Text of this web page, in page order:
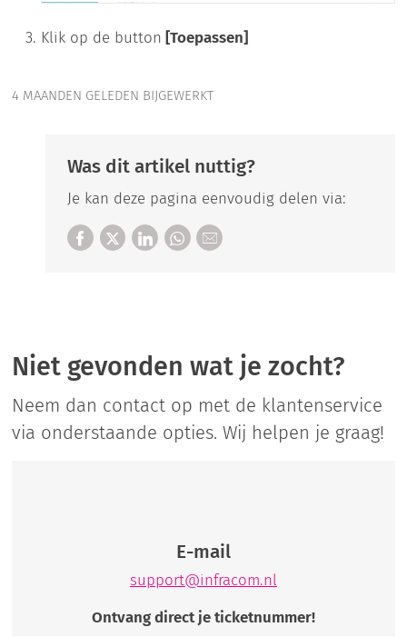
Klik op de button [Toepassen]
4 MAANDEN GELEDEN BIJGEWERKT
Was dit artikel nuttig?
Je kan deze pagina eenvoudig delen via:
Niet gevonden wat je zocht?
Neem dan contact op met de klantenservice
via onderstaande opties. Wij helpen je graag!
E-mail
support@infracom.nl
Ontvang direct je ticketnummer!